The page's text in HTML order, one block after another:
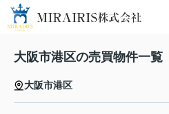
大阪市港区の売買物件一覧
大阪市港区